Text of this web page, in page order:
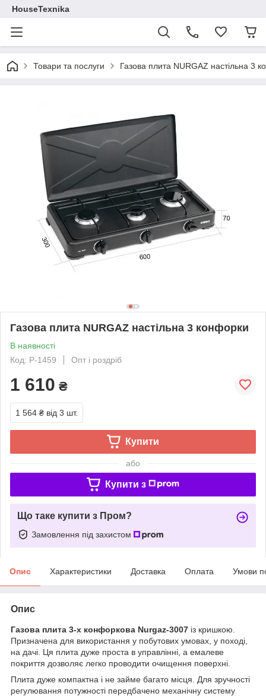
HouseTexnika
Товари та послуги Газова плита NURGAZ настільна 3
Газова плита NURGAZ настільна 3 конфорки
В наявності
Код: P-1459
Опт і роздріб
1 610 ₴
1 564 ₴ від 3 шт.
Купити
або
Купити з
Що таке купити з Пром?
Замовлення під захистом
Опис Характеристики Доставка Оплата Умови
Опис
Газова плита 3-х конфоркова Nurgaz-3007 із кришкою.
Призначена для використання у побутових умовах, у поході,
на дачі. Ця плита дуже проста в управлінні, а емалеве
покриття дозволяє легко проводити очищення поверхні.
Плита дуже компактна і не займе багато місця. Для зручності
регулювання потужності передбачено механічну систему